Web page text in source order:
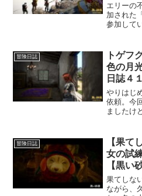
エリーの
加された
参加して
人の数。
りの人
ｗ
冒険日誌
トゲフ
色の月
日誌４
やりはじ
依頼。今
ましたけ
事に落ち
フグが釣
倒と思っ
ないので
冒険日誌
【果て
女の試
【黒い
果てしな
ながら、